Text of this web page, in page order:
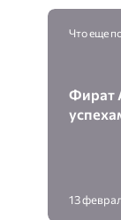
Что еще
Фират
13